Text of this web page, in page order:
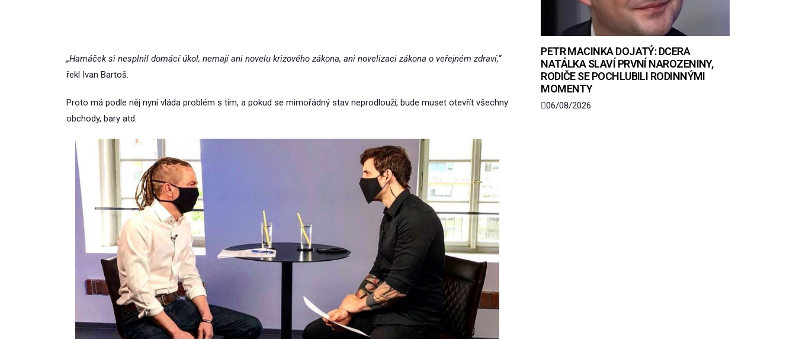
„Hamáček si nesplnil domácí úkol, nemají ani novelu krizového zákona, ani novelizaci zákona o veřejném zdraví,“
řekl Ivan Bartoš.
Proto má podle něj nyní vláda problém s tím, a pokud se mimořádný stav neprodlouží, bude muset otevřít všechny
obchody, bary atd.
PETR MACINKA DOJATÝ: DCERA
NATÁLKA SLAVÍ PRVNÍ NAROZENINY,
RODIČE SE POCHLUBILI RODINNÝMI
MOMENTY
06/08/2026